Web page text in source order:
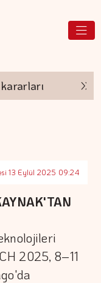
13 Eylül 2025 09:24
2025, 8–11